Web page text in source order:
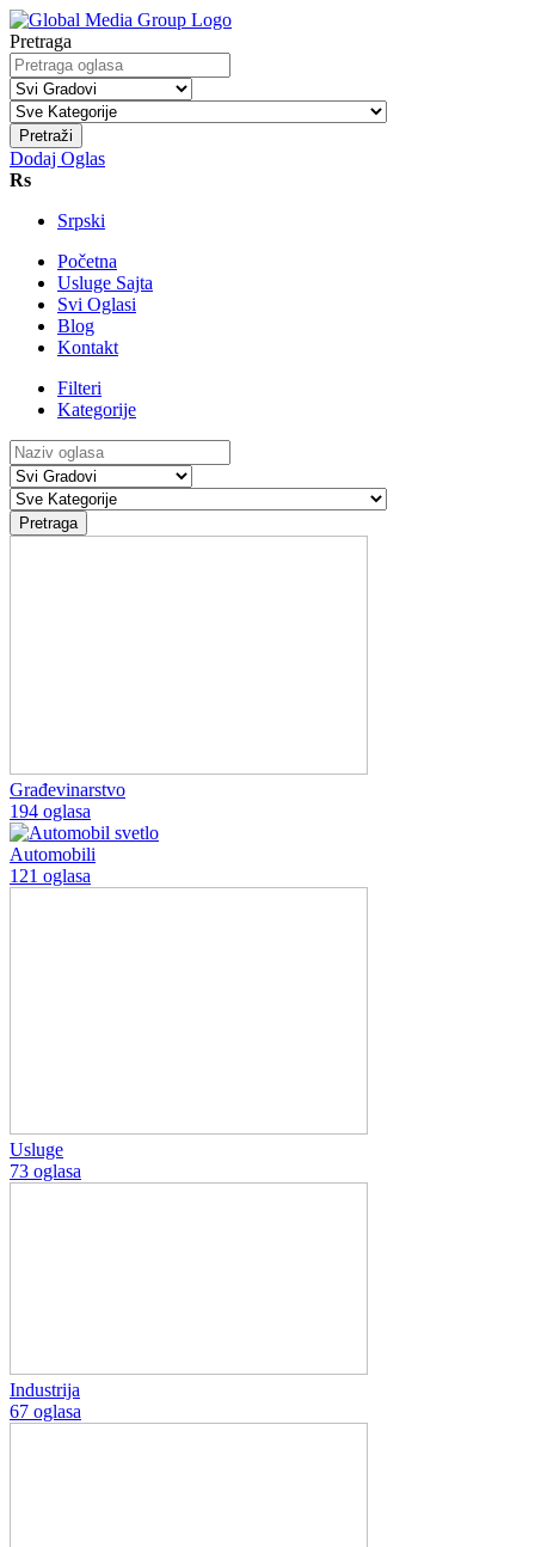
Pretraga
Pretraži
Dodaj Oglas
Rs
Srpski
Početna
Usluge Sajta
Svi Oglasi
Blog
Kontakt
Filteri
Kategorije
Pretraga
Građevinarstvo
194 oglasa
Automobili
121 oglasa
Usluge
73 oglasa
Industrija
67 oglasa